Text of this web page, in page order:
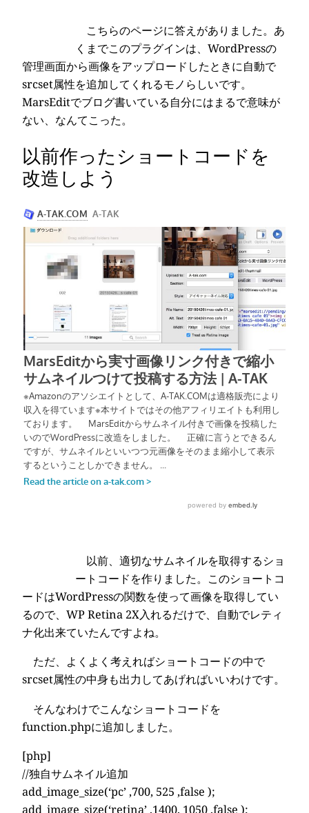
こちらのページに答えがありました。あ
くまでこのプラグインは、WordPressの
管理画面から画像をアップロードしたときに自動で
srcset属性を追加してくれるモノらしいです。
MarsEditでブログ書いている自分にはまるで意味が
ない、なんてこった。
以前作ったショートコードを
改造しよう
以前、適切なサムネイルを取得するショ
ートコードを作りました。このショートコ
ードはWordPressの関数を使って画像を取得してい
るので、WP Retina 2X入れるだけで、自動でレティ
ナ化出来ていたんですよね。
ただ、よくよく考えればショートコードの中で
srcset属性の中身も出力してあげればいいわけです。
そんなわけでこんなショートコードを
function.phpに追加しました。
[php]
//独自サムネイル追加
add_image_size(‘pc’ ,700, 525 ,false );
add_image_size(‘retina’ ,1400, 1050 ,false );